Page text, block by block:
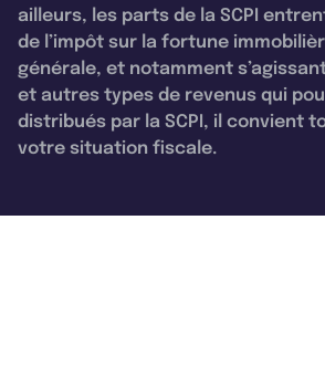
ailleurs, les parts de la SCPI
de l’impôt sur la fortune
générale, et notamment
et autres types de revenus qui
distribués par la SCPI, il convient
votre situation fiscale.